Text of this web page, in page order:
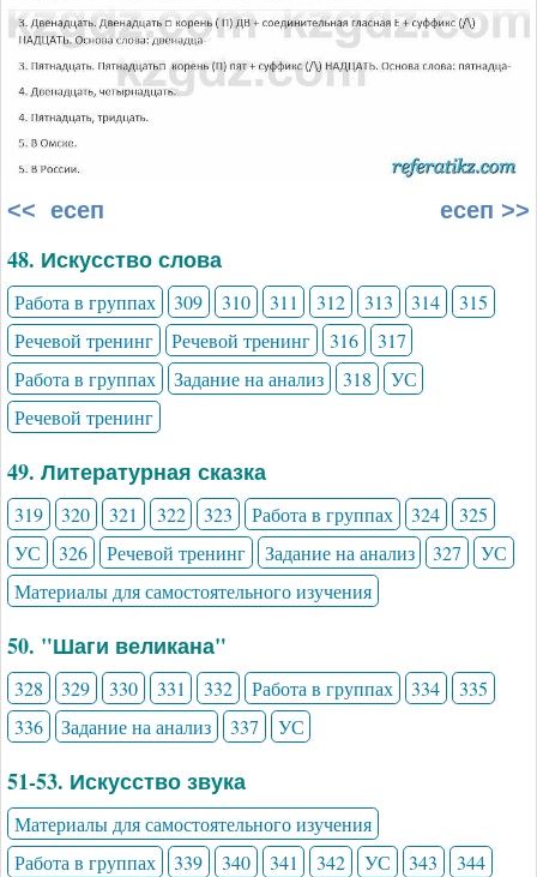
<< есеп есеп >>
48. Искусство слова
Работа в группах 309 310 311 312 313 314
315
Речевой тренинг
Речевой тренинг 316
317
Работа в группах
Задание на анализ 318
УС
Речевой тренинг
49. Литературная сказка
319 320 321 322 323 Работа в группах 324
325
УС
326 Речевой тренинг Задание на анализ 327
УС
Материалы для самостоятельного изучения
50. "Шаги великана"
328 329 330 331 332 Работа в группах 334
335
336
Задание на анализ 337 УС
51-53. Искусство звука
Материалы для самостоятельного изучения
Работа в группах
339 340 341 342 УС 343
344